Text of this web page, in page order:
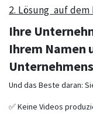
2. Lösung auf dem
Ihre
Ihrem Namen
Und das Beste daran:
✅ Keine Videos